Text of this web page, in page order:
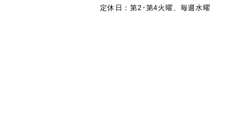
定休日：第2･第4火曜、毎週水曜